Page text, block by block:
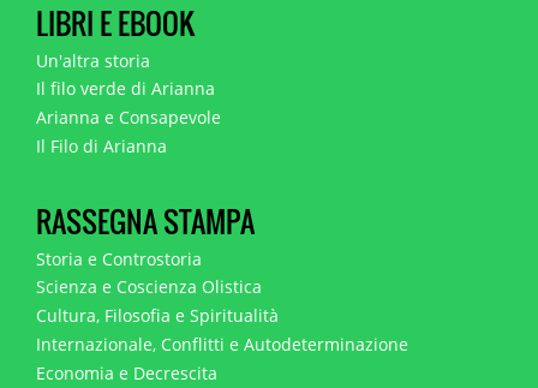
LIBRI E EBOOK
Un'altra storia
Il filo verde di Arianna
Arianna e Consapevole
Il Filo di Arianna
RASSEGNA STAMPA
Storia e Controstoria
Scienza e Coscienza Olistica
Cultura, Filosofia e Spiritualità
Internazionale, Conflitti e Autodeterminazione
Economia e Decrescita